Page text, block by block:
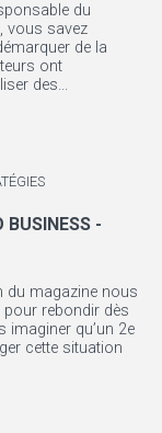
du
vous savez
de la
ont
des...
BUSINESS -
du magazine nous
rebondir dès
imaginer qu’un 2e
cette situation